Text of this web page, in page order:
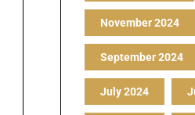
November 2024
September 2024
July 2024